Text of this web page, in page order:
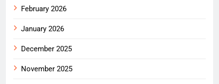
February 2026
January 2026
December 2025
November 2025